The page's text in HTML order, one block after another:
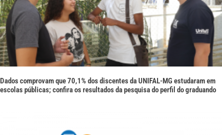
Dados comprovam que 70,1% dos discentes da UNIFAL-MG estudaram em
escolas públicas; confira os resultados da pesquisa do perfil do graduando